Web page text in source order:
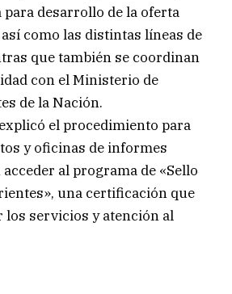
desarrollo de la oferta
como las distintas líneas de
que también se coordinan
con el Ministerio de
de la Nación.
el procedimiento para
y oficinas de informes
al programa de «Sello
una certificación que
servicios y atención al